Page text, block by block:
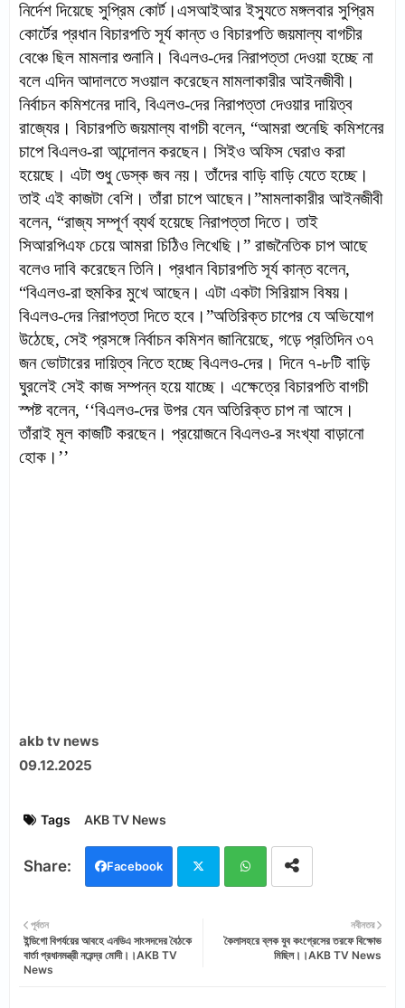
নির্দেশ দিয়েছে সুপ্রিম কোর্ট।এসআইআর ইস্যুতে মঙ্গলবার সুপ্রিম
কোর্টের প্রধান বিচারপতি সূর্য কান্ত ও বিচারপতি জয়মাল্য বাগচীর
বেঞ্চে ছিল মামলার শুনানি। বিএলও-দের নিরাপত্তা দেওয়া হচ্ছে না
বলে এদিন আদালতে সওয়াল করেছেন মামলাকারীর আইনজীবী।
নির্বাচন কমিশনের দাবি, বিএলও-দের নিরাপত্তা দেওয়ার দায়িত্ব
রাজ্যের। বিচারপতি জয়মাল্য বাগচী বলেন, “আমরা শুনেছি কমিশনের
চাপে বিএলও-রা আন্দোলন করছেন। সিইও অফিস ঘেরাও করা
হয়েছে। এটা শুধু ডেস্ক জব নয়। তাঁদের বাড়ি বাড়ি যেতে হচ্ছে।
তাই এই কাজটা বেশি। তাঁরা চাপে আছেন।”মামলাকারীর আইনজীবী
বলেন, “রাজ্য সম্পূর্ণ ব্যর্থ হয়েছে নিরাপত্তা দিতে। তাই
সিআরপিএফ চেয়ে আমরা চিঠিও লিখেছি।” রাজনৈতিক চাপ আছে
বলেও দাবি করেছেন তিনি। প্রধান বিচারপতি সূর্য কান্ত বলেন,
“বিএলও-রা হুমকির মুখে আছেন। এটা একটা সিরিয়াস বিষয়।
বিএলও-দের নিরাপত্তা দিতে হবে।”অতিরিক্ত চাপের যে অভিযোগ
উঠেছে, সেই প্রসঙ্গে নির্বাচন কমিশন জানিয়েছে, গড়ে প্রতিদিন ৩৭
জন ভোটারের দায়িত্ব নিতে হচ্ছে বিএলও-দের। দিনে ৭-৮টি বাড়ি
ঘুরলেই সেই কাজ সম্পন্ন হয়ে যাচ্ছে। এক্ষেত্রে বিচারপতি বাগচী
স্পষ্ট বলেন, ‘‘বিএলও-দের উপর যেন অতিরিক্ত চাপ না আসে।
তাঁরাই মূল কাজটি করছেন। প্রয়োজনে বিএলও-র সংখ্যা বাড়ানো
হোক।’’
akb tv news
09.12.2025
Tags AKB TV News
Facebook
tter ats
নবীনতর
কৈলাসহরে ব্লক যুব কংগ্রেসের তরফে বিক্ষোভ
মিছিল।।AKB TV News
পূর্বতন
ইন্ডিগো বিপর্যয়ের আবহে এনডিএ সাংসদদের বৈঠকে
বার্তা প্রধানমন্ত্রী নরেন্দ্র মোদী।।AKB TV
News